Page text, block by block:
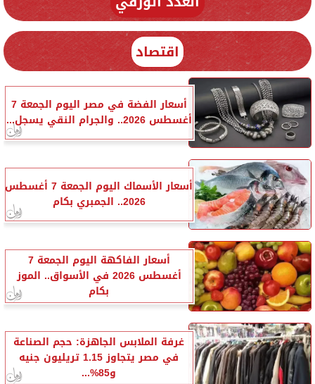
اقتصاد
أسعار الفضة في مصر اليوم الجمعة 7
أغسطس 2026.. والجرام النقي يسجل...
أسعار الأسماك اليوم الجمعة 7 أغسطس
2026.. الجمبري بكام
أسعار الفاكهة اليوم الجمعة 7
أغسطس 2026 في الأسواق.. الموز
بكام
غرفة الملابس الجاهزة: حجم الصناعة
في مصر يتجاوز 1.15 تريليون جنيه
و85%...